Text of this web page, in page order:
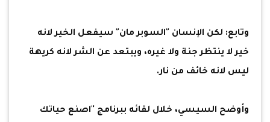
وتابع: لكن الإنسان "السوبر مان" سيفعل الخير لانه
خير لا ينتظر جنة ولا غيره، ويبتعد عن الشر لانه كريهة
ليس لانه خائف من نار.
وأوضح السيسي، خلال لقائه ببرنامج "اصنع حياتك